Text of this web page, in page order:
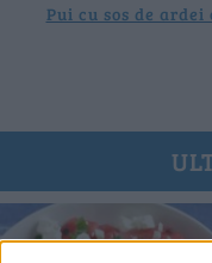
Pui cu sos de